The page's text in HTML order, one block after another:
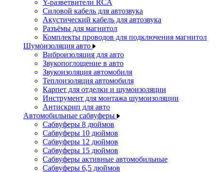
Y-разветвители RCA
Силовой кабель для автозвука
Акустический кабель для автозвука
Разъёмы для магнитол
Комплекты проводов для подключения магнитол
Шумоизоляция авто
Виброизоляция для авто
Звукопоглощение в авто
Звукоизоляция автомобиля
Теплоизоляция автомобиля
Карпет для отделки и шумоизоляции
Инструмент для монтажа шумоизоляции
Антискрип для авто
Автомобильные сабвуферы
Сабвуферы 8 дюймов
Сабвуферы 10 дюймов
Сабвуферы 12 дюймов
Сабвуферы 15 дюймов
Сабвуферы активные автомобильные
Сабвуферы 6,5 дюймов